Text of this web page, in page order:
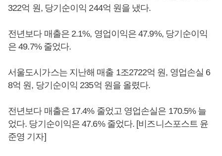
322억 원, 당기순이익 244억 원을 냈다.
전년보다 매출은 2.1%, 영업이익은 47.9%, 당기순이익
은 49.7% 줄었다.
서울도시가스는 지난해 매출 1조2722억 원, 영업손실 6
8억 원, 당기순이익 235억 원을 올렸다.
전년보다 매출은 17.4% 줄었고 영업손실은 170.5% 늘
었다. 당기순이익은 47.6% 줄었다. [비즈니스포스트 윤
준영 기자]